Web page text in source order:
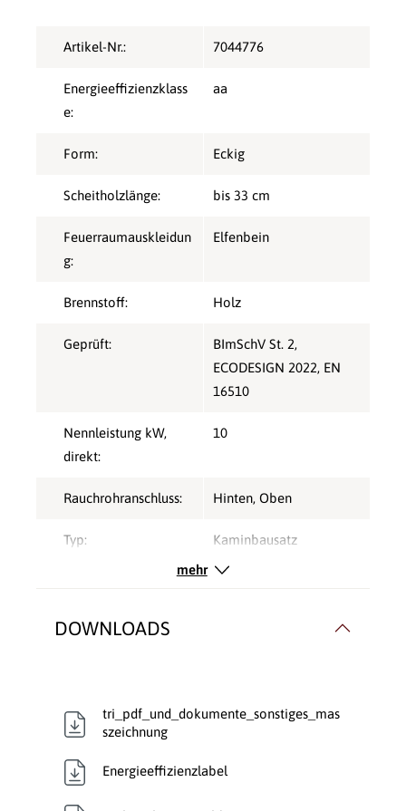
Artikel-Nr.: 7044776
Energieeffizienzklass
e:
aa
Form: Eckig
Scheitholzlänge: bis 33 cm
Feuerraumauskleidun
g:
Elfenbein
Brennstoff: Holz
Geprüft: BImSchV St. 2,
ECODESIGN 2022, EN
16510
Nennleistung kW,
direkt:
10
Rauchrohranschluss: Hinten, Oben
Typ: Kaminbausatz
mehr
DOWNLOADS
tri_pdf_und_dokumente_sonstiges_mas
szeichnung
Energieeffizienzlabel